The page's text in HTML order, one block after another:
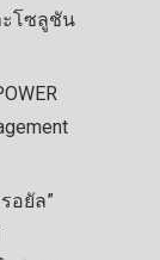
ะโซลูชัน
อยัล”